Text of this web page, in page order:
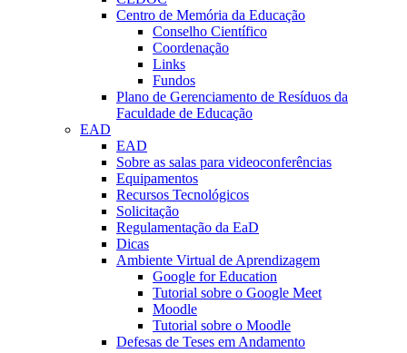
Centro de Memória da Educação
Conselho Científico
Coordenação
Links
Fundos
Plano de Gerenciamento de Resíduos da
Faculdade de Educação
EAD
EAD
Sobre as salas para videoconferências
Equipamentos
Recursos Tecnológicos
Solicitação
Regulamentação da EaD
Dicas
Ambiente Virtual de Aprendizagem
Google for Education
Tutorial sobre o Google Meet
Moodle
Tutorial sobre o Moodle
Defesas de Teses em Andamento